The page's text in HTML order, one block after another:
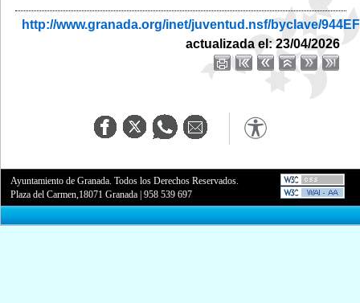
http://www.granada.org/inet/juventud.nsf/byclave/
actualizada el: 23/04/2026
Ayuntamiento de Granada. Todos los Derechos Reservados.
Plaza del Carmen,18071 Granada |958 539 697